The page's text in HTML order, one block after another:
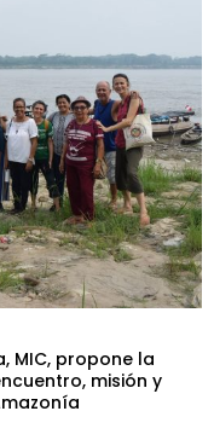
MIC, propone la
misión y